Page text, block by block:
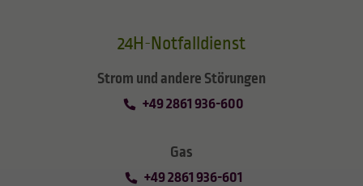
24H-Notfalldienst
Strom und andere Störungen
+49 2861 936-600
Gas
+49 2861 936-601